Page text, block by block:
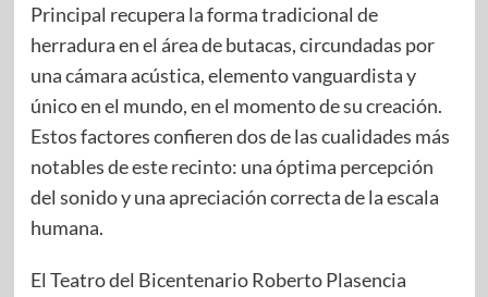
Principal recupera la forma tradicional de
herradura en el área de butacas, circundadas por
una cámara acústica, elemento vanguardista y
único en el mundo, en el momento de su creación.
Estos factores confieren dos de las cualidades más
notables de este recinto: una óptima percepción
del sonido y una apreciación correcta de la escala
humana.
El Teatro del Bicentenario Roberto Plasencia